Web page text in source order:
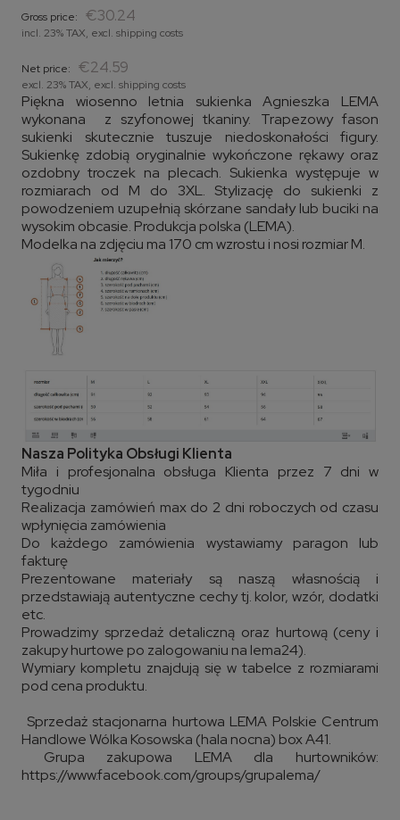
Gross price: €30.24
incl. 23% TAX, excl. shipping costs
Net price: €24.59
excl. 23% TAX, excl. shipping costs
Piękna wiosenno letnia sukienka Agnieszka LEMA
wykonana z szyfonowej tkaniny. Trapezowy fason
sukienki skutecznie tuszuje niedoskonałości figury.
Sukienkę zdobią oryginalnie wykończone rękawy oraz
ozdobny troczek na plecach. Sukienka występuje w
rozmiarach od M do 3XL. Stylizację do sukienki z
powodzeniem uzupełnią skórzane sandały lub buciki na
wysokim obcasie. Produkcja polska (LEMA).
Modelka na zdjęciu ma 170 cm wzrostu i nosi rozmiar M.
Nasza Polityka Obsługi Klienta
Miła i profesjonalna obsługa Klienta przez 7 dni w
tygodniu
Realizacja zamówień max do 2 dni roboczych od czasu
wpłynięcia zamówienia
Do każdego zamówienia wystawiamy paragon lub
fakturę
Prezentowane materiały są naszą własnością i
przedstawiają autentyczne cechy tj. kolor, wzór, dodatki
etc.
Prowadzimy sprzedaż detaliczną oraz hurtową (ceny i
zakupy hurtowe po zalogowaniu na lema24).
Wymiary kompletu znajdują się w tabelce z rozmiarami
pod cena produktu.
Sprzedaż stacjonarna hurtowa LEMA Polskie Centrum
Handlowe Wólka Kosowska (hala nocna) box A41.
Grupa zakupowa LEMA dla hurtowników:
https://www.facebook.com/groups/grupalema/